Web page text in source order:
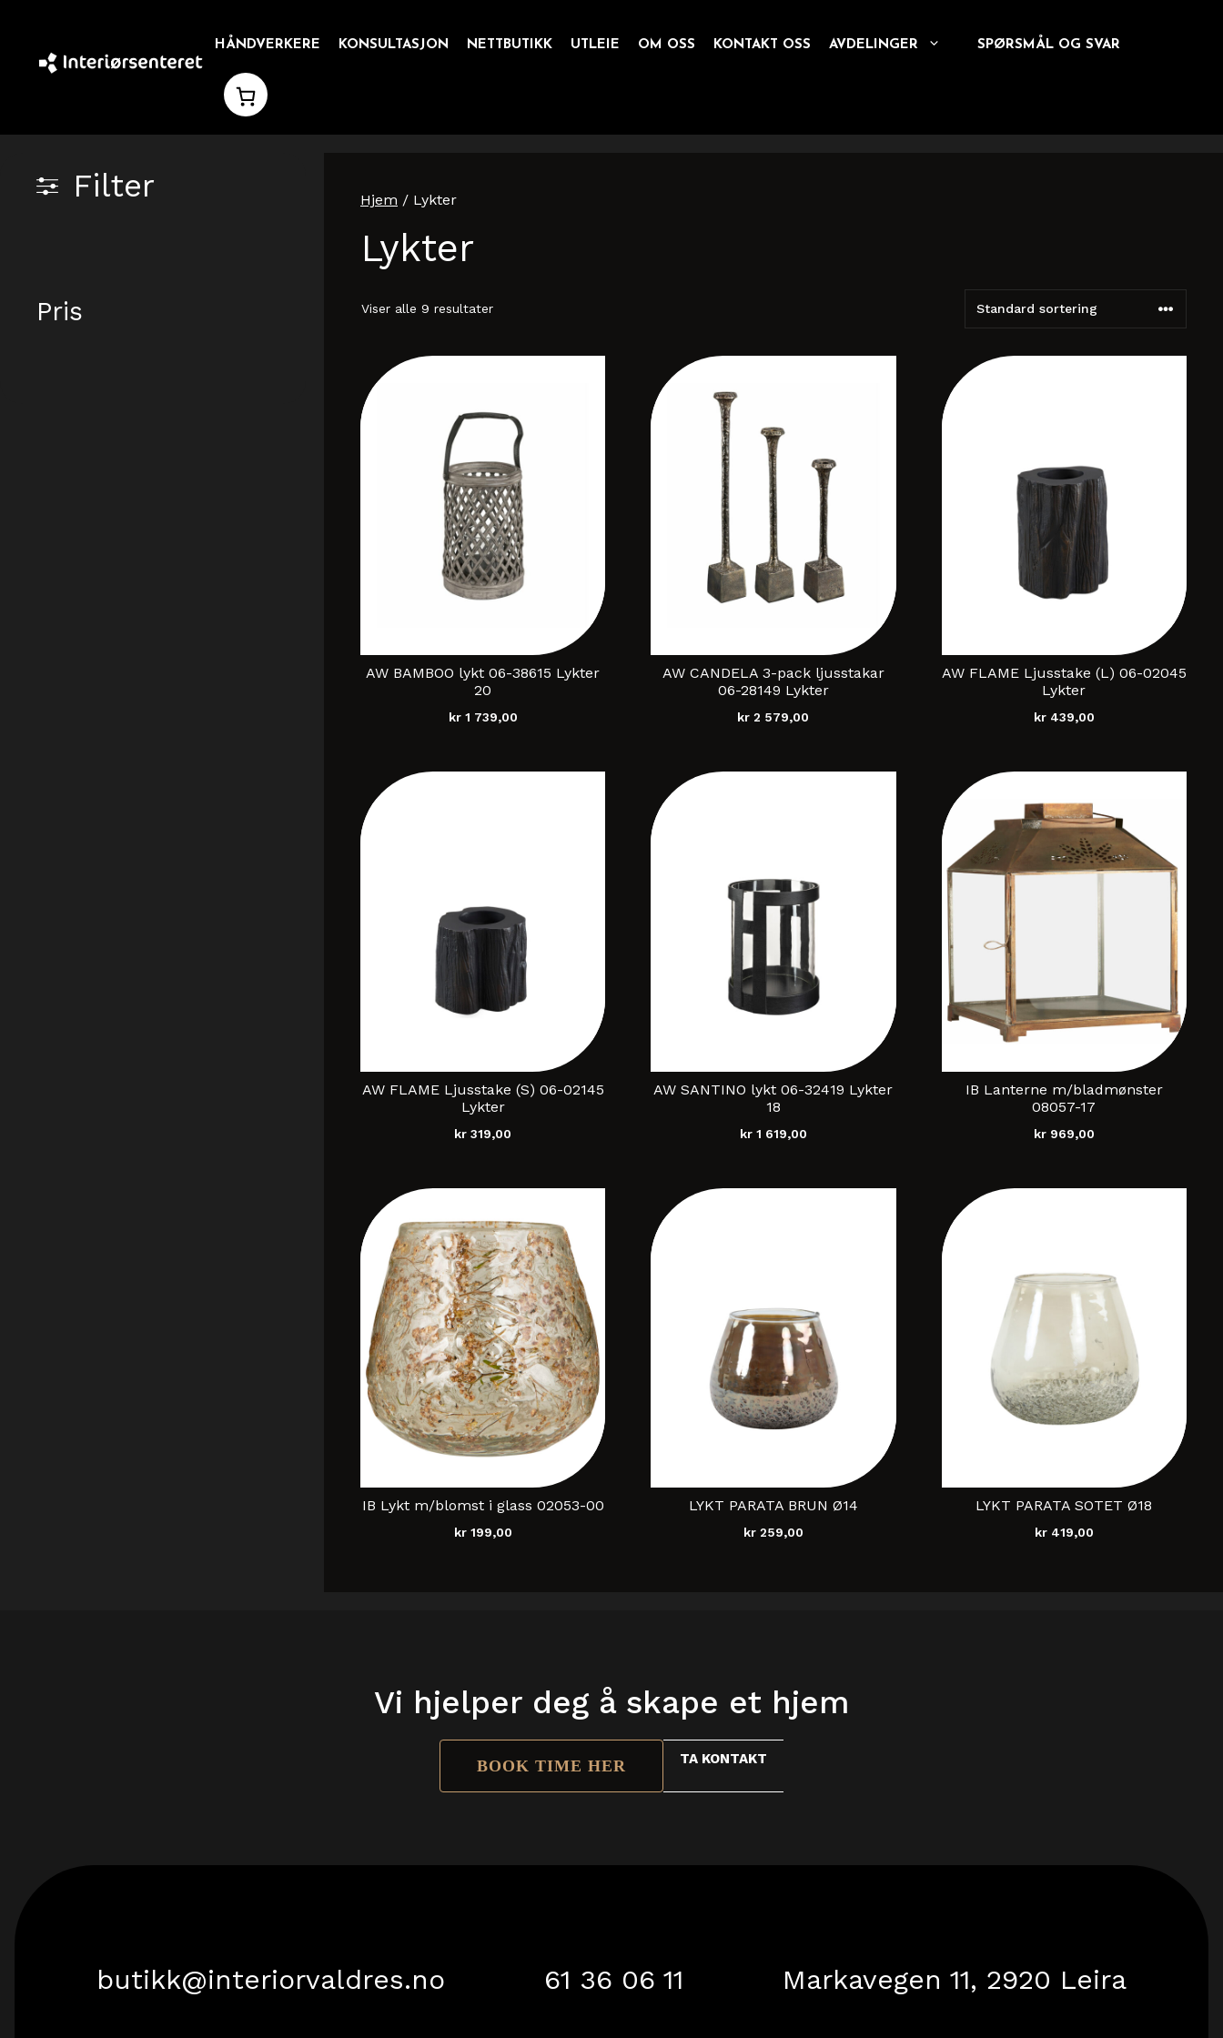
innhold
HÅNDVERKERE KONSULTASJON NETTBUTIKK UTLEIE OM OSS KONTAKT OSS AVDELINGER SPØRSMÅL OG SVAR
Hjem / Lykter
Lykter
Viser alle 9 resultater
AW BAMBOO lykt 06-38615 Lykter
20
kr1 739,00
AW CANDELA 3-pack ljusstakar
06-28149 Lykter
kr 2 579,00
AW FLAME Ljusstake (L) 06-02045
Lykter
kr439,00
AW FLAME Ljusstake (S) 06-02145
Lykter
kr 319,00
AW SANTINO lykt 06-32419 Lykter
18
kr1 619,00
IB Lanterne m/bladmønster
08057-17
kr969,00
IB Lykt m/blomst i glass 02053-00
kr199,00
LYKT PARATA BRUN Ø14
kr259,00
LYKT PARATA SOTET Ø18
kr419,00
Filter
Pris
Vi hjelper deg å skape et hjem
BOOK TIME HER TA KONTAKT
butikk@interiorvaldres.no 61 36 06 11 Markavegen 11, 2920 Leira